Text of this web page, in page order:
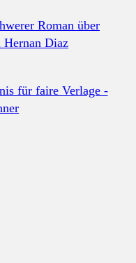
Roman über
Hernan Diaz